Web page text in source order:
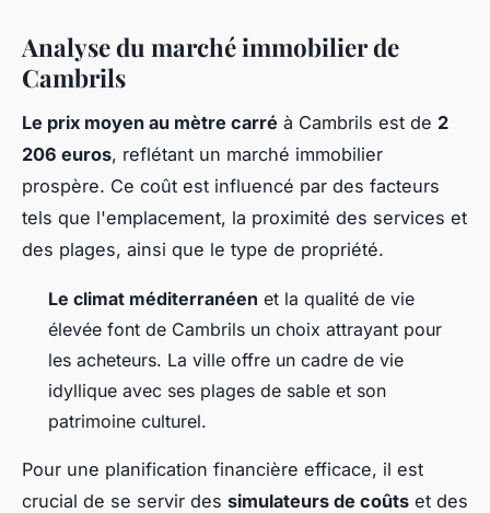
Analyse du marché immobilier de
Cambrils
Le prix moyen au mètre carré à Cambrils est de 2
206 euros, reflétant un marché immobilier
prospère. Ce coût est influencé par des facteurs
tels que l'emplacement, la proximité des services et
des plages, ainsi que le type de propriété.
Le climat méditerranéen et la qualité de vie
élevée font de Cambrils un choix attrayant pour
les acheteurs. La ville offre un cadre de vie
idyllique avec ses plages de sable et son
patrimoine culturel.
Pour une planification financière efficace, il est
crucial de se servir des simulateurs de coûts et des